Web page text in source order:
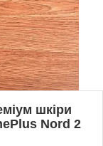
шкіри
Nord 2